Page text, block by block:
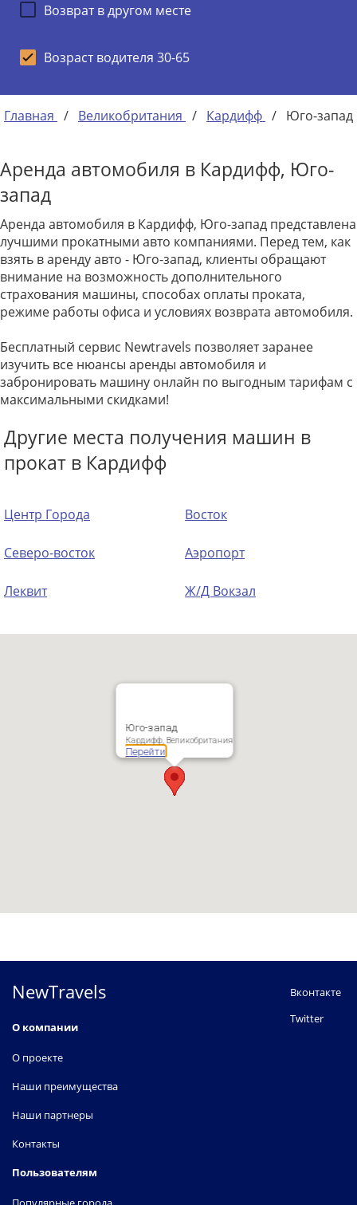
Возврат в другом месте
Возраст водителя 30-65
Главная / Великобритания / Кардифф / Юго-запад
Аренда автомобиля в Кардифф, Юго-
запад
Аренда автомобиля в Кардифф, Юго-запад представлена
лучшими прокатными авто компаниями. Перед тем, как
взять в аренду авто - Юго-запад, клиенты обращают
внимание на возможность дополнительного
страхования машины, способах оплаты проката,
режиме работы офиса и условиях возврата автомобиля.
Бесплатный сервис Newtravels позволяет заранее
изучить все нюансы аренды автомобиля и
забронировать машину онлайн по выгодным тарифам с
максимальными скидками!
Другие места получения машин в
прокат в Кардифф
Центр Города
Северо-восток
Леквит
Восток
Аэропорт
Ж/Д Вокзал
Юго-запад
Кардифф, Великобритания
Перейти
NewTravels
О компании
О проекте
Наши преимущества
Наши партнеры
Контакты
Пользователям
Вконтакте
Twitter